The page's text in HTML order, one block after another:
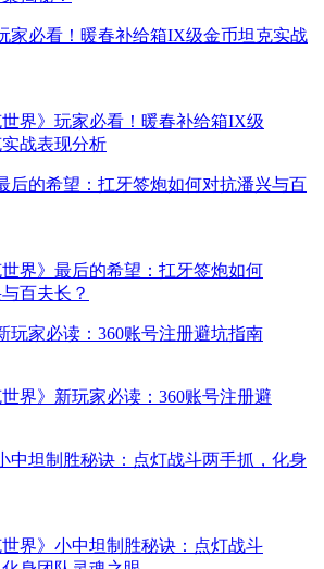
家必看！暖春补给箱IX级金币坦克实战
后的希望：扛牙签炮如何对抗潘兴与百
玩家必读：360账号注册避坑指南
中坦制胜秘诀：点灯战斗两手抓，化身